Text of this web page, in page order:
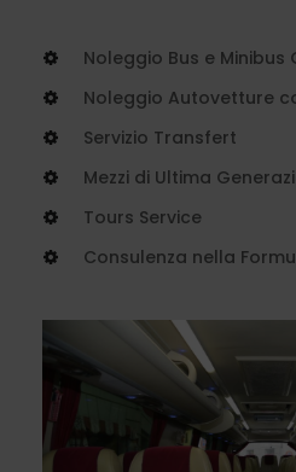
Noleggio Bus e Minibus
Noleggio Autovetture
Servizio Transfert
Mezzi di Ultima
Tours Service
Consulenza nella